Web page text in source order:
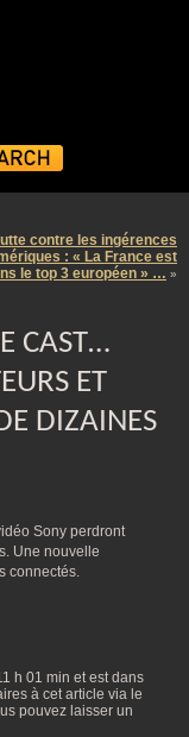
contre les ingérences
: « La France est
le top 3 européen » … »
CAST…
ET
DIZAINES
Sony perdront
Une nouvelle
connectés.
h 01 min et est dans
à cet article via le
pouvez laisser un